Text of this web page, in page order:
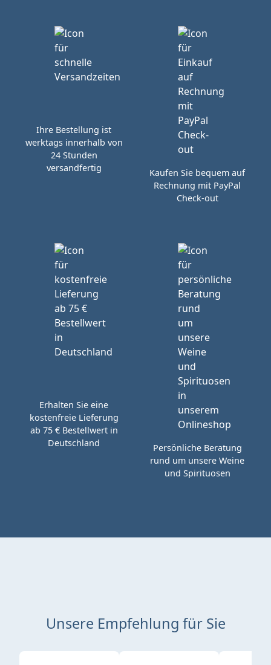
Ihre Bestellung ist
werktags innerhalb von
24 Stunden
versandfertig
Kaufen Sie bequem auf
Rechnung mit PayPal
Check-out
Erhalten Sie eine
kostenfreie Lieferung
ab 75 € Bestellwert in
Deutschland
Persönliche Beratung
rund um unsere Weine
und Spirituosen
Unsere Empfehlung für Sie
Produktgalerie überspringen